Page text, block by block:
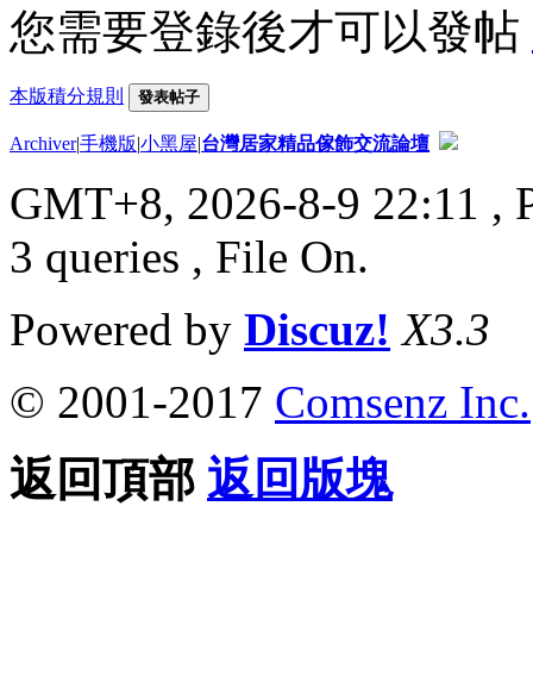
您需要登錄後才可以發帖
本版積分規則 發表帖子
Archiver|手機版|小黑屋|台灣居家精品傢飾交流論壇
GMT+8, 2026-8-9 22:11 ,
3 queries , File On.
Powered by Discuz! X3.3
© 2001-2017 Comsenz Inc.
返回頂部 返回版塊